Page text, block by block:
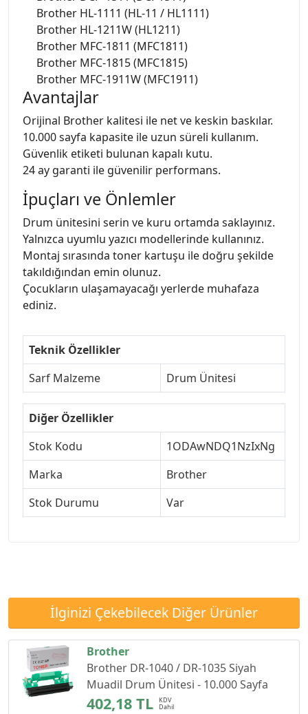
Brother HL-1111 (HL-11 / HL1111)
Brother HL-1211W (HL1211)
Brother MFC-1811 (MFC1811)
Brother MFC-1815 (MFC1815)
Brother MFC-1911W (MFC1911)
Avantajlar
Orijinal Brother kalitesi ile net ve keskin baskılar.
10.000 sayfa kapasite ile uzun süreli kullanım.
Güvenlik etiketi bulunan kapalı kutu.
24 ay garanti ile güvenilir performans.
İpuçları ve Önlemler
Drum ünitesini serin ve kuru ortamda saklayınız.
Yalnızca uyumlu yazıcı modellerinde kullanınız.
Montaj sırasında toner kartuşu ile doğru şekilde
takıldığından emin olunuz.
Çocukların ulaşamayacağı yerlerde muhafaza
ediniz.
Teknik Özellikler
Sarf Malzeme
Drum Ünitesi
Diğer Özellikler
Stok Kodu
1ODAwNDQ1NzIxNg
Marka
Brother
Stok Durumu
Var
İlginizi Çekebilecek Diğer Ürünler
Brother
Brother DR-1040 / DR-1035 Siyah
Muadil Drum Ünitesi - 10.000 Sayfa
402,18 TL